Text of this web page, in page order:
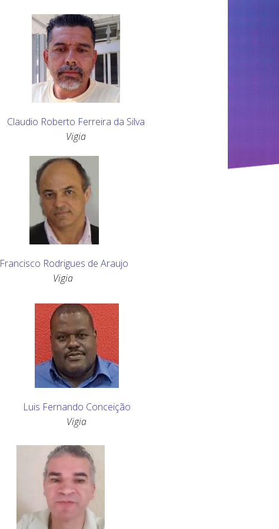
Claudio Roberto Ferreira da Silva
Vigia
Francisco Rodrigues de Araujo
Vigia
Luis Fernando Conceição
Vigia